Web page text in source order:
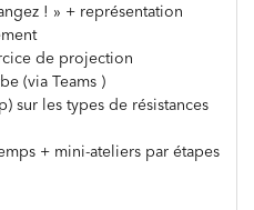
! » + représentation
de projection
(via Teams )
sur les types de résistances
+ mini-ateliers par étapes